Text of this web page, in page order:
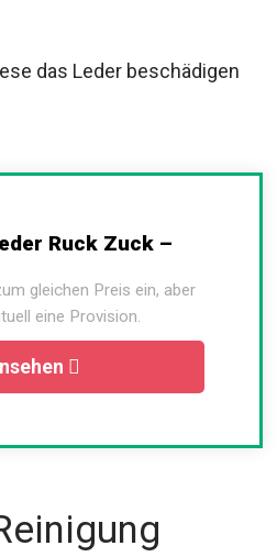
das Leder beschädigen
Ruck Zuck –
gleichen Preis ein, aber
eine Provision.